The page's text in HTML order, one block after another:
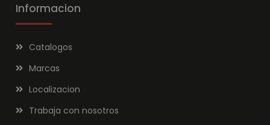
Informacion
Catalogos
Marcas
Localizacion
Trabaja con nosotros